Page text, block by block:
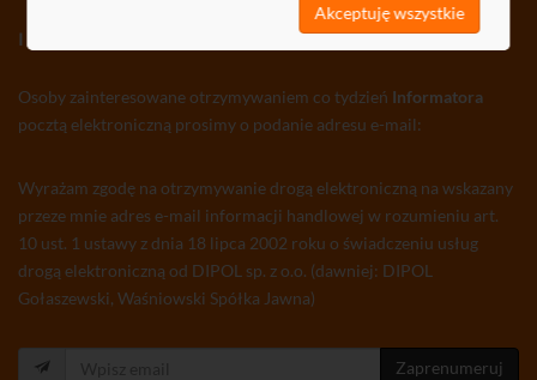
Akceptuję wszystkie
INFORMATOR TV-SAT CCTV WLAN
Osoby zainteresowane otrzymywaniem co tydzień Informatora
pocztą elektroniczną prosimy o podanie adresu e-mail:
Wyrażam zgodę na otrzymywanie drogą elektroniczną na wskazany
przeze mnie adres e-mail informacji handlowej w rozumieniu art.
10 ust. 1 ustawy z dnia 18 lipca 2002 roku o świadczeniu usług
drogą elektroniczną od DIPOL sp. z o.o. (dawniej: DIPOL
Gołaszewski, Waśniowski Spółka Jawna)
Zaprenumeruj